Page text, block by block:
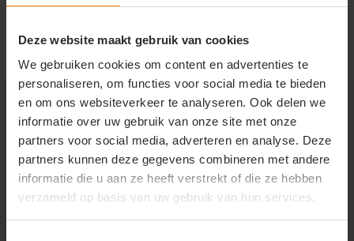
Deze website maakt gebruik van cookies
We gebruiken cookies om content en advertenties te
personaliseren, om functies voor social media te bieden
en om ons websiteverkeer te analyseren. Ook delen we
informatie over uw gebruik van onze site met onze
partners voor social media, adverteren en analyse. Deze
partners kunnen deze gegevens combineren met andere
informatie die u aan ze heeft verstrekt of die ze hebben
verzameld op basis van uw gebruik van hun services.
+31(0)418 511 972